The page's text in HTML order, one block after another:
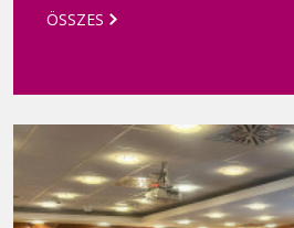
ÖSSZES